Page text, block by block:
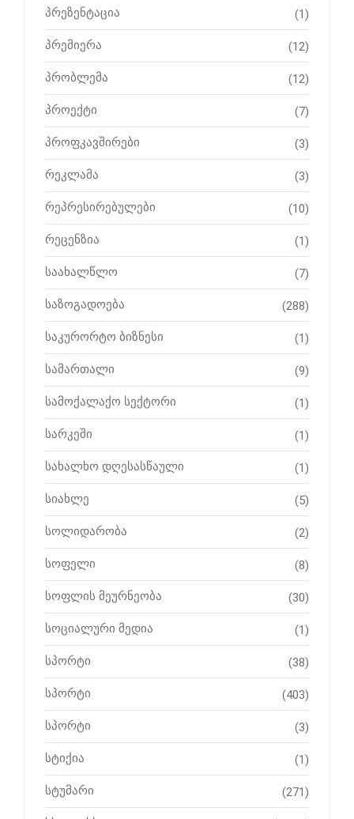
პრეზენტაცია (1)
პრემიერა (12)
პრობლემა (12)
პროექტი (7)
პროფკავშირები (3)
რეკლამა (3)
რეპრესირებულები (10)
რეცენზია (1)
საახალწლო (7)
საზოგადოება (288)
საკურორტო ბიზნესი (1)
სამართალი (9)
სამოქალაქო სექტორი (1)
სარკეში (1)
სახალხო დღესასწაული (1)
სიახლე (5)
სოლიდარობა (2)
სოფელი (8)
სოფლის მეურნეობა (30)
სოციალური მედია (1)
სპორტი (38)
სპორტი (403)
სპორტი (3)
სტიქია (1)
სტუმარი (271)